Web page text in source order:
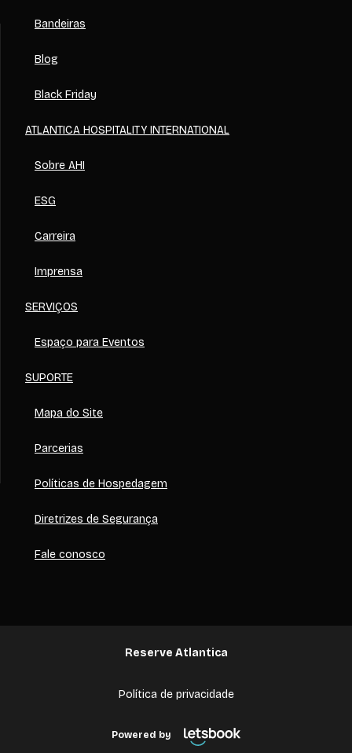
Bandeiras
Blog
Black Friday
ATLANTICA HOSPITALITY INTERNATIONAL
Sobre AHI
ESG
Carreira
Imprensa
SERVIÇOS
Espaço para Eventos
SUPORTE
Mapa do Site
Parcerias
Políticas de Hospedagem
Diretrizes de Segurança
Fale conosco
Reserve Atlantica
Política de privacidade
Powered by